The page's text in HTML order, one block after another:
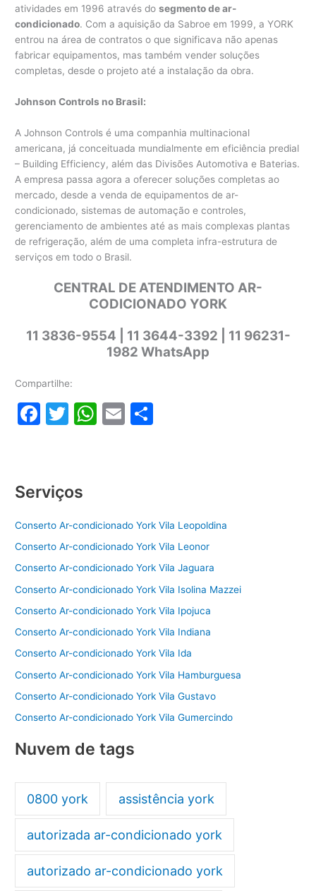
atividades em 1996 através dosegmento de ar-
condicionado. Com a aquisição da Sabroe em 1999, a YORK
entrou na área de contratos o que significava não apenas
fabricar equipamentos, mas também vender soluções
completas, desde o projeto até a instalação da obra.
Johnson Controls no Brasil:
A Johnson Controls é uma companhia multinacional
americana, já conceituada mundialmente em eficiência predial
– Building Efficiency, além das Divisões Automotiva e Baterias.
A empresa passa agora a oferecer soluções completas ao
mercado, desde a venda de equipamentos de ar-
condicionado, sistemas de automação e controles,
gerenciamento de ambientes até as mais complexas plantas
de refrigeração, além de uma completa infra-estrutura de
serviços em todo o Brasil.
CENTRAL DE ATENDIMENTO AR-
CODICIONADO YORK
11 3836-9554 | 11 3644-3392 | 11 96231-
1982 WhatsApp
Compartilhe:
F
e
b
o
o
k
T
er
W
p
p
E
Serviços
Conserto Ar-condicionado York Vila Leopoldina
Conserto Ar-condicionado York Vila Leonor
Conserto Ar-condicionado York Vila Jaguara
Conserto Ar-condicionado York Vila Isolina Mazzei
Conserto Ar-condicionado York Vila Ipojuca
Conserto Ar-condicionado York Vila Indiana
Conserto Ar-condicionado York Vila Ida
Conserto Ar-condicionado York Vila Hamburguesa
Conserto Ar-condicionado York Vila Gustavo
Conserto Ar-condicionado York Vila Gumercindo
Nuvem de tags
0800 york assistência york
autorizada ar-condicionado york
autorizado ar-condicionado york